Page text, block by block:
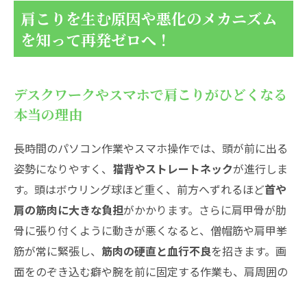
肩こりを生む原因や悪化のメカニズム
を知って再発ゼロへ！
デスクワークやスマホで肩こりがひどくなる
本当の理由
長時間のパソコン作業やスマホ操作では、頭が前に出る
姿勢になりやすく、 猫背やストレートネックが進行しま
す。頭はボウリング球ほど重く、前方へずれるほど首や
肩の筋肉に大きな負担がかかります。さらに肩甲骨が肋
骨に張り付くように動きが悪くなると、僧帽筋や肩甲挙
筋が常に緊張し、 筋肉の硬直と血行不良を招きます。画
面をのぞき込む癖や腕を前に固定する作業も、肩周囲の